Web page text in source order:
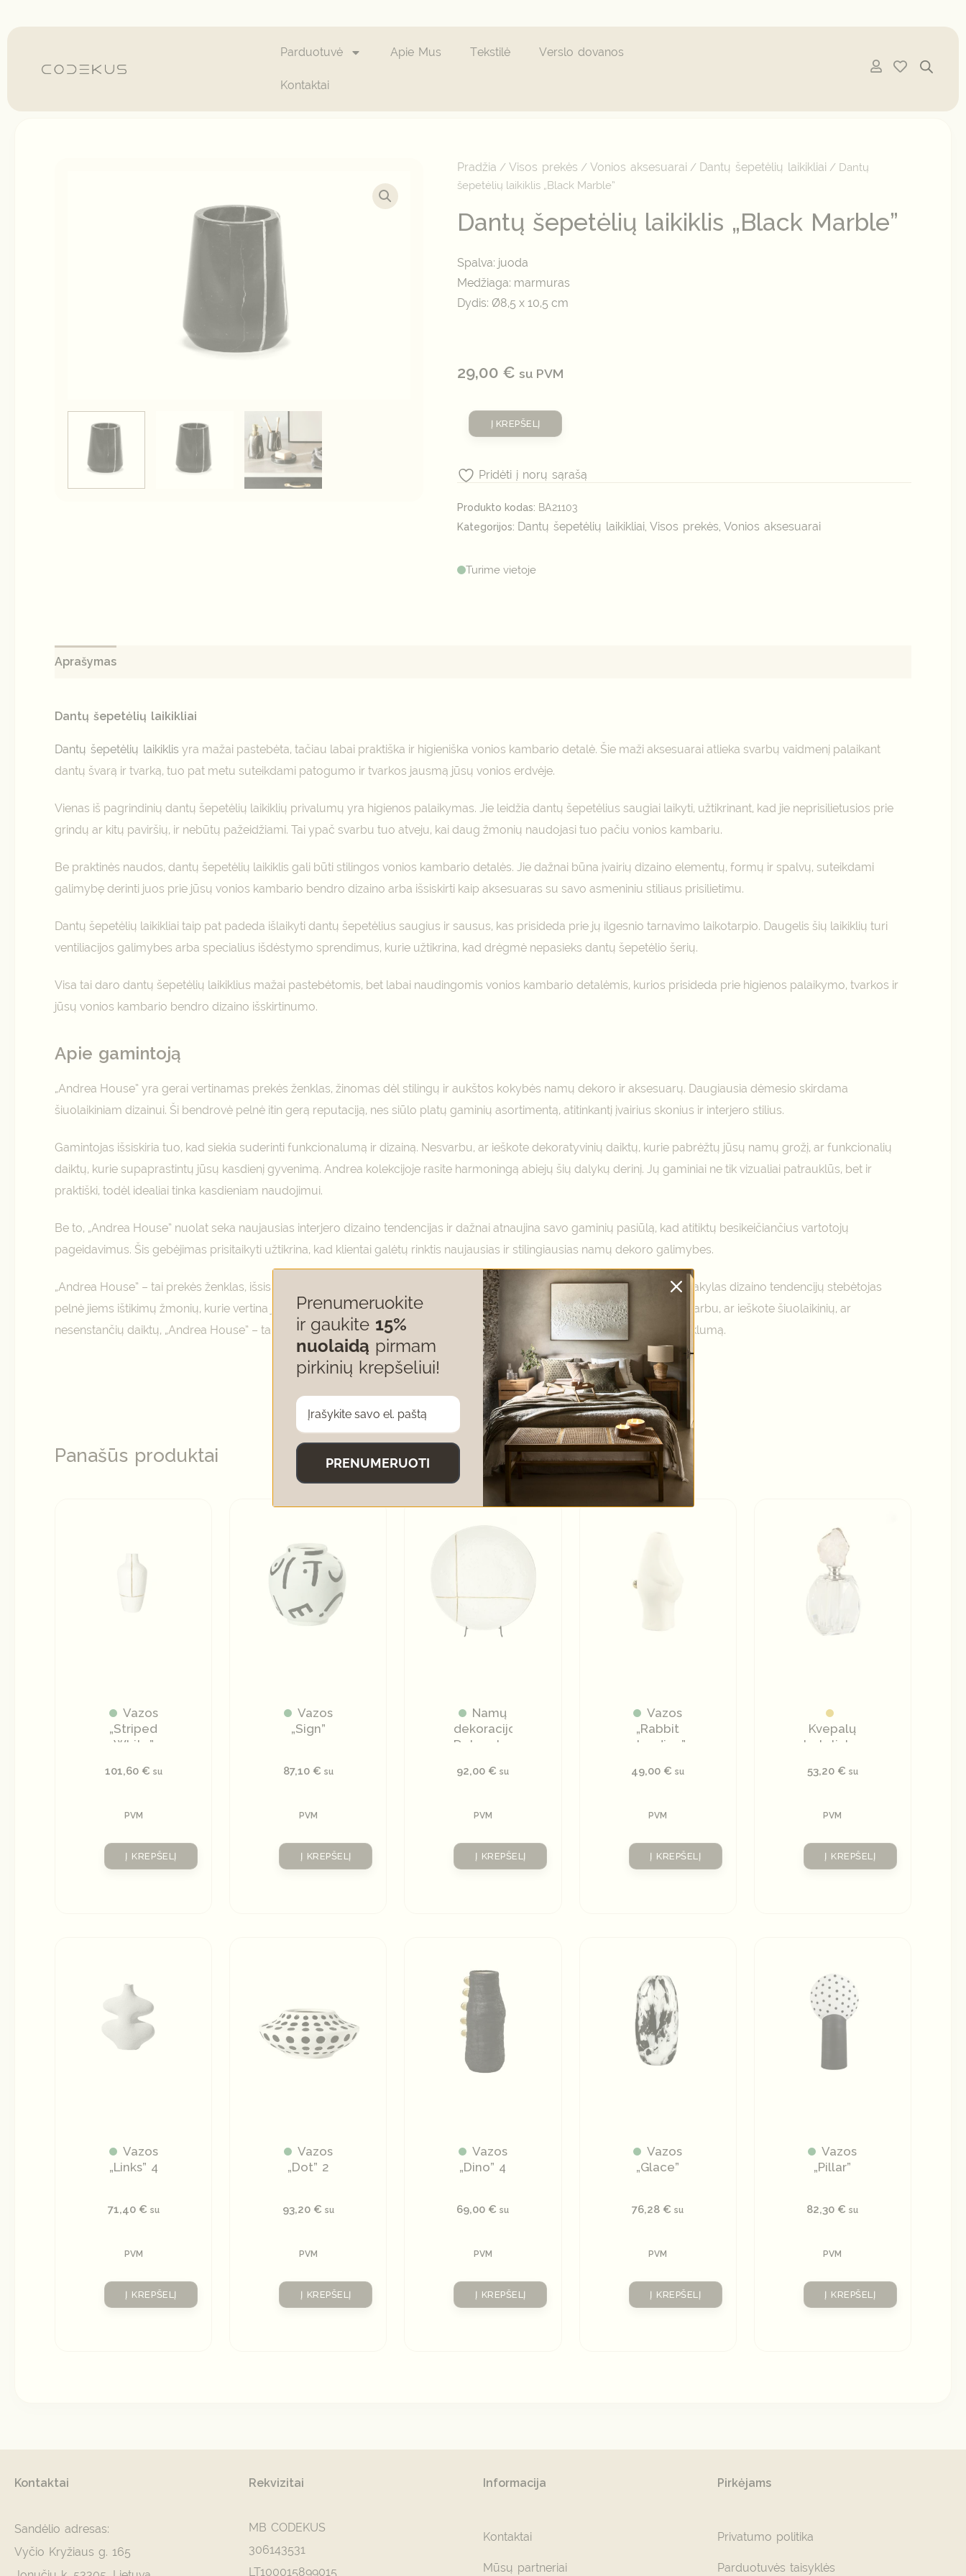
Parduotuvė Apie Mus Tekstilė Verslo dovanos
Kontaktai
Pradžia /Visos prekės /Vonios aksesuarai / Dantų šepetėlių laikikliai / Dantų
šepetėlių laikiklis „Black Marble”
Dantų šepetėlių laikiklis „Black Marble”
Spalva: juoda
Medžiaga: marmuras
Dydis: Ø8,5 x 10,5 cm
29,00 € su PVM
šepetėlių
laikiklis
Marble"
Į KREPŠELĮ
Produkto kodas: BA21103
Kategorijos: Dantų šepetėlių laikikliai ,Visos prekės ,Vonios aksesuarai
Turime vietoje
Pridėti į norų sąrašą
Aprašymas
Dantų šepetėlių laikikliai
Dantų šepetėlių laikiklis yra mažai pastebėta, tačiau labai praktiška ir higieniška vonios kambario detalė. Šie maži aksesuarai atlieka svarbų vaidmenį palaikant
dantų švarą ir tvarką, tuo pat metu suteikdami patogumo ir tvarkos jausmą jūsų vonios erdvėje.
Vienas iš pagrindinių dantų šepetėlių laikiklių privalumų yra higienos palaikymas. Jie leidžia dantų šepetėlius saugiai laikyti, užtikrinant, kad jie neprisilietusios prie
grindų ar kitų paviršių, ir nebūtų pažeidžiami. Tai ypač svarbu tuo atveju, kai daug žmonių naudojasi tuo pačiu vonios kambariu.
Be praktinės naudos, dantų šepetėlių laikiklis gali būti stilingos vonios kambario detalės. Jie dažnai būna įvairių dizaino elementų, formų ir spalvų, suteikdami
galimybę derinti juos prie jūsų vonios kambario bendro dizaino arba išsiskirti kaip aksesuaras su savo asmeniniu stiliaus prisilietimu.
Dantų šepetėlių laikikliai taip pat padeda išlaikyti dantų šepetėlius saugius ir sausus, kas prisideda prie jų ilgesnio tarnavimo laikotarpio. Daugelis šių laikiklių turi
ventiliacijos galimybes arba specialius išdėstymo sprendimus, kurie užtikrina, kad drėgmė nepasieks dantų šepetėlio šerių.
Visa tai daro dantų šepetėlių laikiklius mažai pastebėtomis, bet labai naudingomis vonios kambario detalėmis, kurios prisideda prie higienos palaikymo, tvarkos ir
jūsų vonios kambario bendro dizaino išskirtinumo.
Apie gamintoją
„Andrea House” yra gerai vertinamas prekės ženklas, žinomas dėl stilingų ir aukštos kokybės namų dekoro ir aksesuarų. Daugiausia dėmesio skirdama
šiuolaikiniam dizainui. Ši bendrovė pelnė itin gerą reputaciją, nes siūlo platų gaminių asortimentą, atitinkantį įvairius skonius ir interjero stilius.
Gamintojas išsiskiria tuo, kad siekia suderinti funkcionalumą ir dizainą. Nesvarbu, ar ieškote dekoratyvinių daiktų, kurie pabrėžtų jūsų namų grožį, ar funkcionalių
daiktų, kurie supaprastintų jūsų kasdienį gyvenimą. Andrea kolekcijoje rasite harmoningą abiejų šių dalykų derinį. Jų gaminiai ne tik vizualiai patrauklūs, bet ir
praktiški, todėl idealiai tinka kasdieniam naudojimui.
Be to, „Andrea House” nuolat seka naujausias interjero dizaino tendencijas ir dažnai atnaujina savo gaminių pasiūlą, kad atitiktų besikeičiančius vartotojų
pageidavimus. Šis gebėjimas prisitaikyti užtikrina, kad klientai galėtų rinktis naujausias ir stilingiausias namų dekoro galimybes.
„Andrea House” – tai prekės ženklas, išsiskiriantis namų dekoro pasaulyje. Jų įsipareigojimas sujungti formą ir funkciją bei akylas dizaino tendencijų stebėtojas
pelnė jiems ištikimų žmonių, kurie vertina jų gaminių grožį ir funkcionalumą, suteikiamą jų gyvenamosioms erdvėms. Nesvarbu, ar ieškote šiuolaikinių, ar
nesenstančių daiktų, „Andrea House” – tai prekės ženklas, kurį verta apsvarstyti, norint padidinti savo namų estetinį patrauklumą.
Panašūs produktai
Vazos
„Striped
White”
101,60 € su
PVM
Į KREPŠELĮ
Vazos
„Sign”
87,10 € su
PVM
Į KREPŠELĮ
Namų
dekoracijos
Dekoratyvinė
92,00 € su
PVM
Į KREPŠELĮ
Vazos
„Rabbit
standing”
49,00 € su
PVM
Į KREPŠELĮ
Kvepalų
buteliukas
natūraliu
53,20 € su
PVM
Į KREPŠELĮ
Vazos
„Links” 4
71,40 € su
PVM
Į KREPŠELĮ
Vazos
„Dot” 2
93,20 € su
PVM
Į KREPŠELĮ
Vazos
„Dino” 4
69,00 € su
PVM
Į KREPŠELĮ
Vazos
„Glace”
76,28 € su
PVM
Į KREPŠELĮ
Vazos
„Pillar”
82,30 € su
PVM
Į KREPŠELĮ
Kontaktai
Sandėlio adresas:
Vyčio Kryžiaus g. 165
Rekvizitai
MB CODEKUS
306143531
LT100015899015
Informacija
Kontaktai
Mūsų partneriai
Pirkėjams
Privatumo politika
Parduotuvės taisyklės
Prenumeruokite
ir gaukite 15%
nuolaidą pirmam
pirkinių krepšeliui!
PRENUMERUOTI